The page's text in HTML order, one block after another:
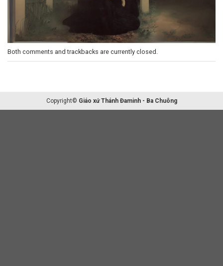
Both comments and trackbacks are currently closed.
Copyright© Giáo xứ Thánh Đaminh - Ba Chuông